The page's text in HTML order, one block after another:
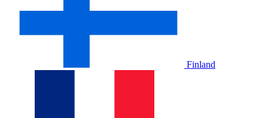
Finland